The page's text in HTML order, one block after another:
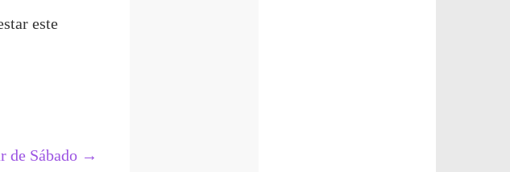
este
de Sábado →